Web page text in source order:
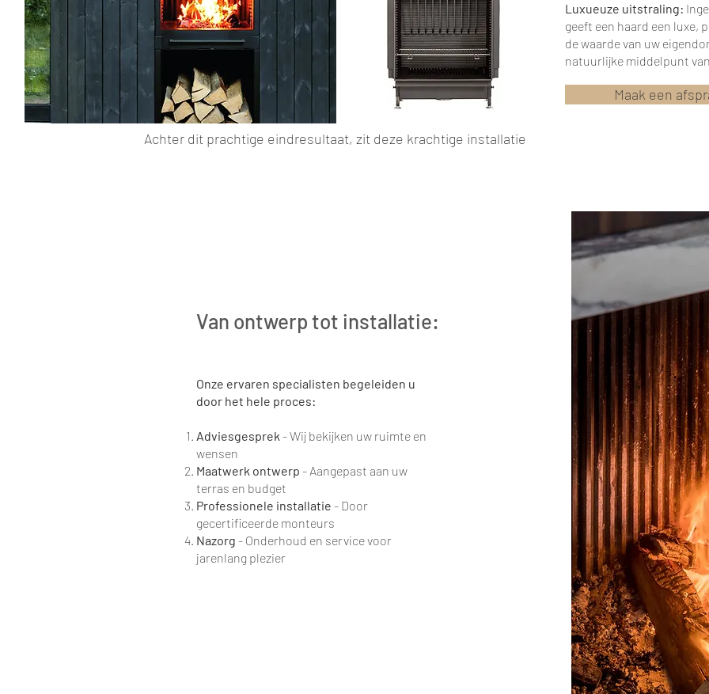
Achter dit prachtige eindresultaat, zit deze krachtige installatie
Luxueuze uitstraling:
geeft een haard een
de waarde van uw
natuurlijke middelpunt
Maak een
Van ontwerp tot installatie:
Onze ervaren specialisten begeleiden u
door het hele proces:
Adviesgesprek - Wij bekijken uw ruimte en
wensen
Maatwerk ontwerp - Aangepast aan uw
terras en budget
Professionele installatie - Door
gecertificeerde monteurs
Nazorg - Onderhoud en service voor
jarenlang plezier